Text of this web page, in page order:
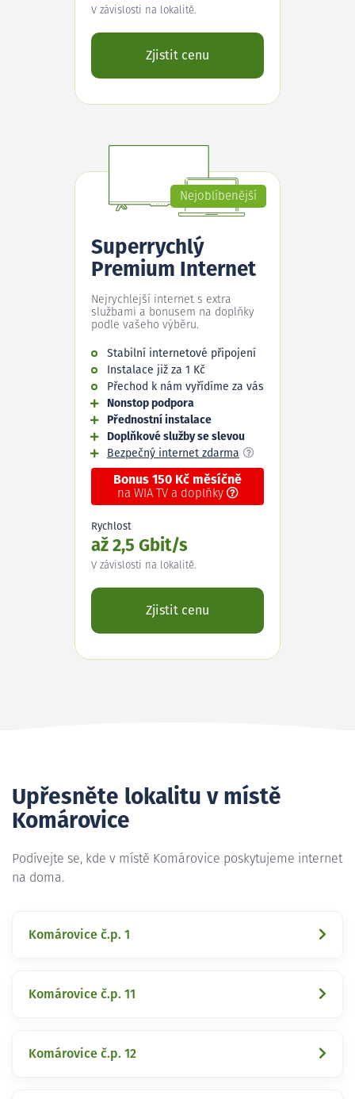
V závislosti na lokalitě.
Zjistit cenu
Nejoblíbenější
Superrychlý
Premium Internet
Nejrychlejší internet s extra
službami a bonusem na doplňky
podle vašeho výběru.
Stabilní internetové připojení
Instalace již za 1 Kč
Přechod k nám vyřídíme za vás
Nonstop podpora
Přednostní instalace
Doplňkové služby se slevou
Bezpečný internet zdarma
Bonus 150 Kč měsíčně
na WIA TV a doplňky
Rychlost
až 2,5 Gbit/s
V závislosti na lokalitě.
Zjistit cenu
Upřesněte lokalitu v místě
Komárovice
Podívejte se, kde v místě Komárovice poskytujeme internet
na doma.
Komárovice č.p. 1
Komárovice č.p. 11
Komárovice č.p. 12